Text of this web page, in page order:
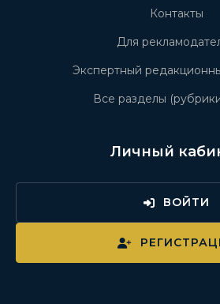
Контакты
Для
Экспертный
Все разделы
Личный
ВОЙТИ